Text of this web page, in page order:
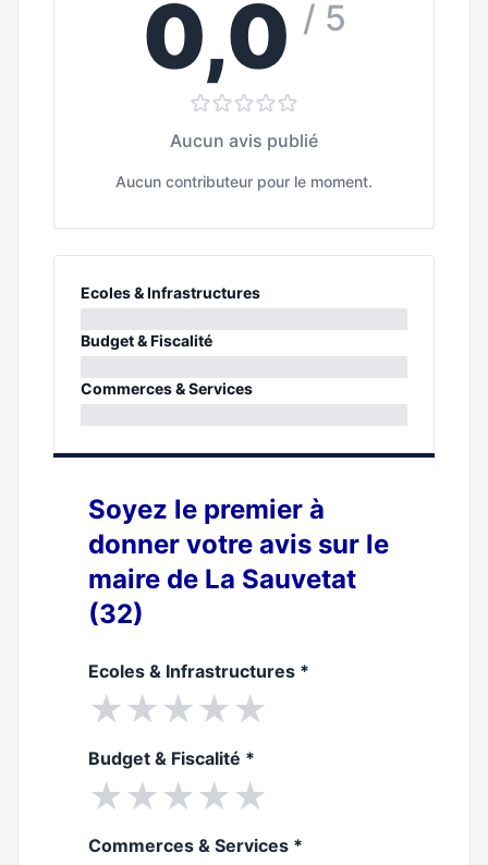
0,0 / 5
Aucun avis publié
Aucun contributeur pour le moment.
Ecoles & Infrastructures
0%
Budget & Fiscalité
0%
Commerces & Services
Soyez le premier à
donner votre avis sur le
maire de La Sauvetat
(32)
Ecoles & Infrastructures *
★★★★★
Budget & Fiscalité *
★★★★★
Commerces & Services *